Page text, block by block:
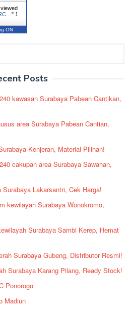
viewed
" 1
ON
Posts
kawasan Surabaya Pabean Cantikan,
area Surabaya Pabean Cantian,
Kenjeran, Material Pilihan!
cakupan area Surabaya Sawahan,
Surabaya Lakarsantri, Cek Harga!
kewilayah Surabaya Wonokromo,
Surabaya Sambi Kerep, Hemat
Surabaya Gubeng, Distributor Resmi!
Surabaya Karang Pilang, Ready Stock!
Ponorogo
Madiun